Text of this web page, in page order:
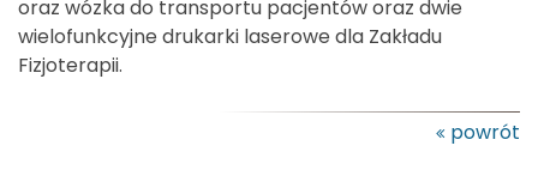
oraz wózka do transportu pacjentów oraz dwie
wielofunkcyjne drukarki laserowe dla Zakładu
Fizjoterapii.
powrót